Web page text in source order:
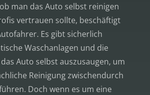
man das Auto selbst reinigen
vertrauen sollte, beschäftigt
Es gibt sicherlich
Waschanlagen und die
Auto selbst auszusaugen, um
Reinigung zwischendurch
Doch wenn es um eine